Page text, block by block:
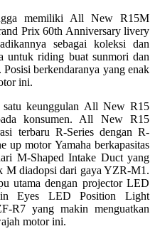
memiliki All New R15M
Prix 60th Anniversary livery
sebagai koleksi dan
untuk riding buat sunmori dan
berkendaranya yang enak
ini.
keunggulan All New R15
konsumen. All New R15
terbaru R-Series dengan R-
up motor Yamaha berkapasitas
M-Shaped Intake Duct yang
M diadopsi dari gaya YZR-M1.
utama dengan projector LED
Eyes LED Position Light
R7 yang makin menguatkan
motor ini.